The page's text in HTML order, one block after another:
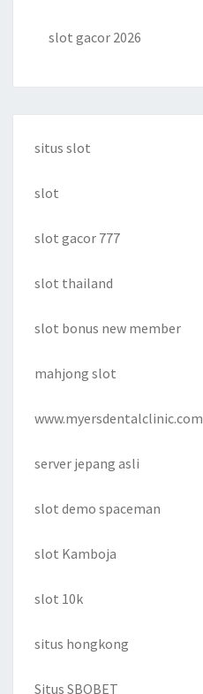
slot gacor 2026
situs slot
slot
slot gacor 777
slot thailand
slot bonus new member
mahjong slot
www.myersdentalclinic.com
server jepang asli
slot demo spaceman
slot Kamboja
slot 10k
situs hongkong
Situs SBOBET